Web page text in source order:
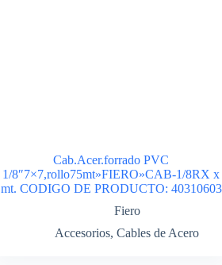
Cab.Acer.forrado PVC
1/8″7×7,rollo75mt»FIERO»CAB-1/8RX x
mt. CODIGO DE PRODUCTO: 40310603
Fiero
Accesorios, Cables de Acero